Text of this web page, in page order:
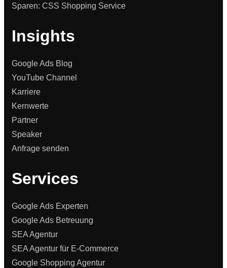
Sparen: CSS Shopping Service
Insights
Google Ads Blog
YouTube Channel
Karriere
Kernwerte
Partner
Speaker
Anfrage senden
Services
Google Ads Experten
Google Ads Betreuung
SEA Agentur
SEA Agentur für E-Commerce
Google Shopping Agentur